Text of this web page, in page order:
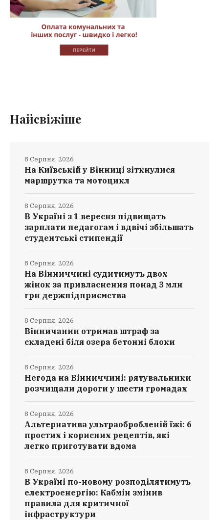
Найсвіжіше
На Київській у Вінниці зіткнулися
маршрутка та мотоцикл
8 Серпня, 2026
В Україні з 1 вересня підвищать
зарплати педагогам і вдвічі збільшать
студентські стипендії
8 Серпня, 2026
На Вінниччині судитимуть двох
жінок за привласнення понад 3 млн
грн держпідприємства
8 Серпня, 2026
Вінничанин отримав штраф за
складені біля озера бетонні блоки
8 Серпня, 2026
Негода на Вінниччині: рятувальники
розчищали дороги у шести громадах
8 Серпня, 2026
Альтернатива ультраобробленій їжі: 6
простих і корисних рецептів, які
легко приготувати вдома
8 Серпня, 2026
В Україні по-новому розподілятимуть
електроенергію: Кабмін змінив
правила для критичної
інфраструктури
8 Серпня, 2026